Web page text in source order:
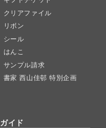
クリアファイル
リボン
シール
はんこ
サンプル請求
書家 西山佳邨 特別企画
ガイド